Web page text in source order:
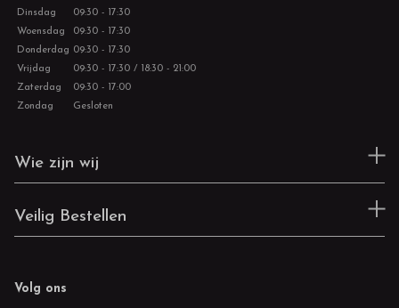
Dinsdag
09:30 - 17:30
Woensdag
09:30 - 17:30
Donderdag 09:30 - 17:30
Vrijdag
09:30 - 17:30 / 18:30 - 21:00
Zaterdag
09:30 - 17:00
Zondag
Gesloten
Wie zijn wij
Veilig Bestellen
Volg ons